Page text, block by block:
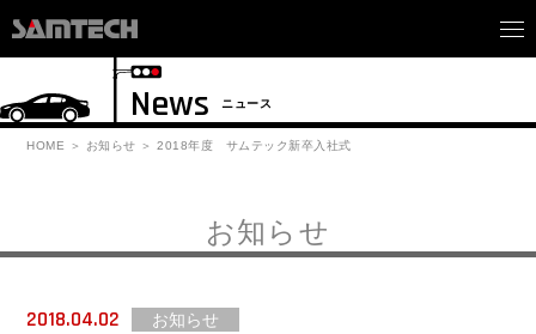
ニュース
News
HOME お知らせ 2018年度 サムテック新卒入社式
お知らせ
2018.04.02 お知らせ